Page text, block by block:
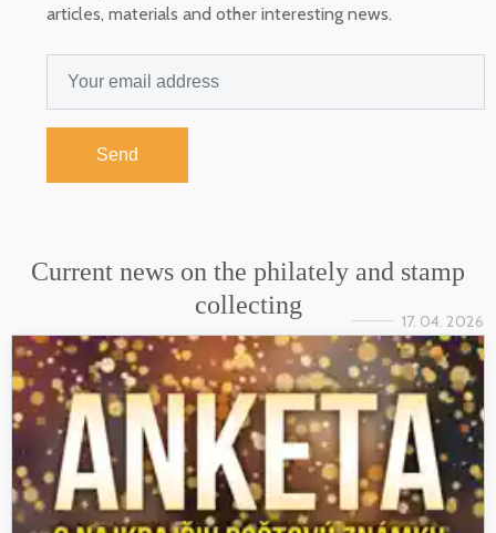
articles, materials and other interesting news.
Send
Current news on the philately and stamp
collecting
17. 04. 2026